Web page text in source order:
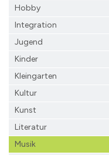
Hobby
Integration
Jugend
Kinder
Kleingarten
Kultur
Kunst
Literatur
Musik